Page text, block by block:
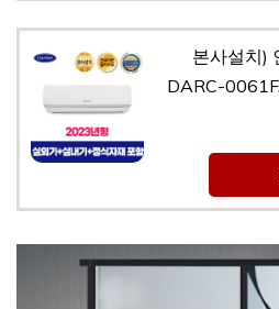
본사설치)
DARC-